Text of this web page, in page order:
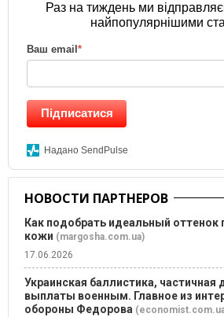
Раз на тиждень ми
найпопулярнішими
Ваш email *
Підписатися
Надано SendPulse
НОВОСТИ ПАРТНЕРОВ
Как подобрать идеальный
кожи (margosha.com.ua)
17.06.2026
Украинская баллистика, частичная
выплаты военным. Главное из
обороны Федорова